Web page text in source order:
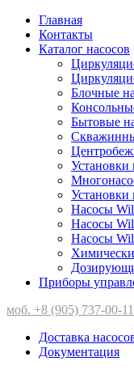
Главная
Контакты
Каталог насосов
Блочные
Бытовые
Насосы
Насосы
Насосы
Приборы
моб. +8 (905) 737-00-11
Доставка
Документация